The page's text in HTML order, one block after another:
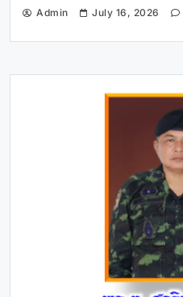
Admin July 16, 2026